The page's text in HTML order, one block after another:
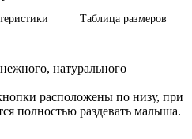
Таблица размеров
натурального
расположены по низу, при
полностью раздевать малыша.